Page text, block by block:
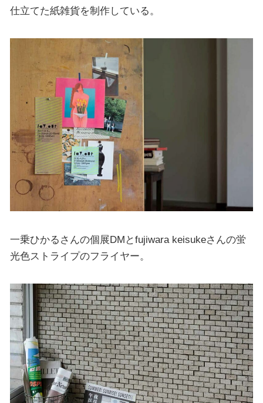
仕立てた紙雑貨を制作している。
一乗ひかるさんの個展DMとfujiwara keisukeさんの蛍
光色ストライプのフライヤー。